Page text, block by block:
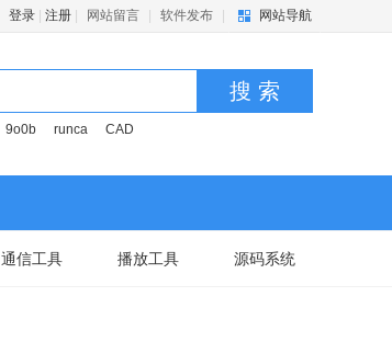
登录 注册 网站留言 软件发布 网站导航
搜 索
9o0b runca CAD
通信工具 播放工具 源码系统